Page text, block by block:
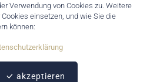
Verwendung von Cookies zu. Weitere
einsetzen, und wie Sie die
können:
akzeptieren